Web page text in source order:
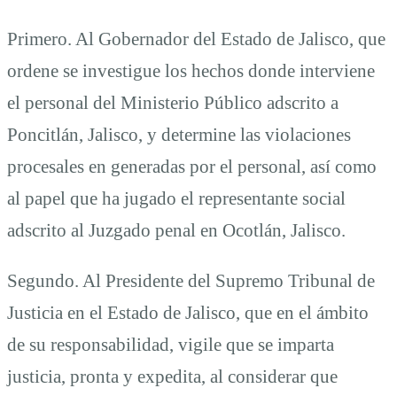
Primero. Al Gobernador del Estado de Jalisco, que
ordene se investigue los hechos donde interviene
el personal del Ministerio Público adscrito a
Poncitlán, Jalisco, y determine las violaciones
procesales en generadas por el personal, así como
al papel que ha jugado el representante social
adscrito al Juzgado penal en Ocotlán, Jalisco.
Segundo. Al Presidente del Supremo Tribunal de
Justicia en el Estado de Jalisco, que en el ámbito
de su responsabilidad, vigile que se imparta
justicia, pronta y expedita, al considerar que